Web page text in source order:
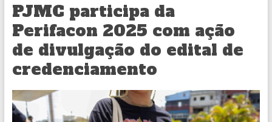
PJMC participa da
Perifacon 2025 com ação
de divulgação do edital de
credenciamento